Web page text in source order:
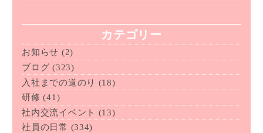
カテゴリー
お知らせ (2)
ブログ (323)
入社までの道のり (18)
研修 (41)
社内交流イベント (13)
社員の日常 (334)